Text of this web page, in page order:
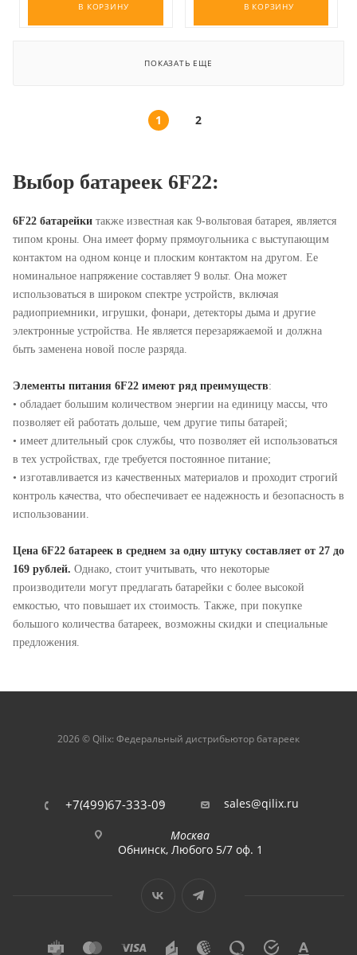
В КОРЗИНУ В КОРЗИНУ
ПОКАЗАТЬ ЕЩЕ
1 2
Выбор батареек 6F22:
6F22 батарейки также известная как 9-вольтовая батарея, является
типом кроны. Она имеет форму прямоугольника с выступающим
контактом на одном конце и плоским контактом на другом. Ее
номинальное напряжение составляет 9 вольт. Она может
использоваться в широком спектре устройств, включая
радиоприемники, игрушки, фонари, детекторы дыма и другие
электронные устройства. Не является перезаряжаемой и должна
быть заменена новой после разряда.
Элементы питания 6F22 имеют ряд преимуществ:
• обладает большим количеством энергии на единицу массы, что
позволяет ей работать дольше, чем другие типы батарей;
• имеет длительный срок службы, что позволяет ей использоваться
в тех устройствах, где требуется постоянное питание;
• изготавливается из качественных материалов и проходит строгий
контроль качества, что обеспечивает ее надежность и безопасность в
использовании.
Цена 6F22 батареек в среднем за одну штуку составляет от 27 до
169 рублей. Однако, стоит учитывать, что некоторые
производители могут предлагать батарейки с более высокой
емкостью, что повышает их стоимость. Также, при покупке
большого количества батареек, возможны скидки и специальные
предложения.
2026 © Qilix: Федеральный дистрибьютор батареек
+7(499)67-333-09 sales@qilix.ru
Москва
Обнинск, Любого 5/7 оф. 1